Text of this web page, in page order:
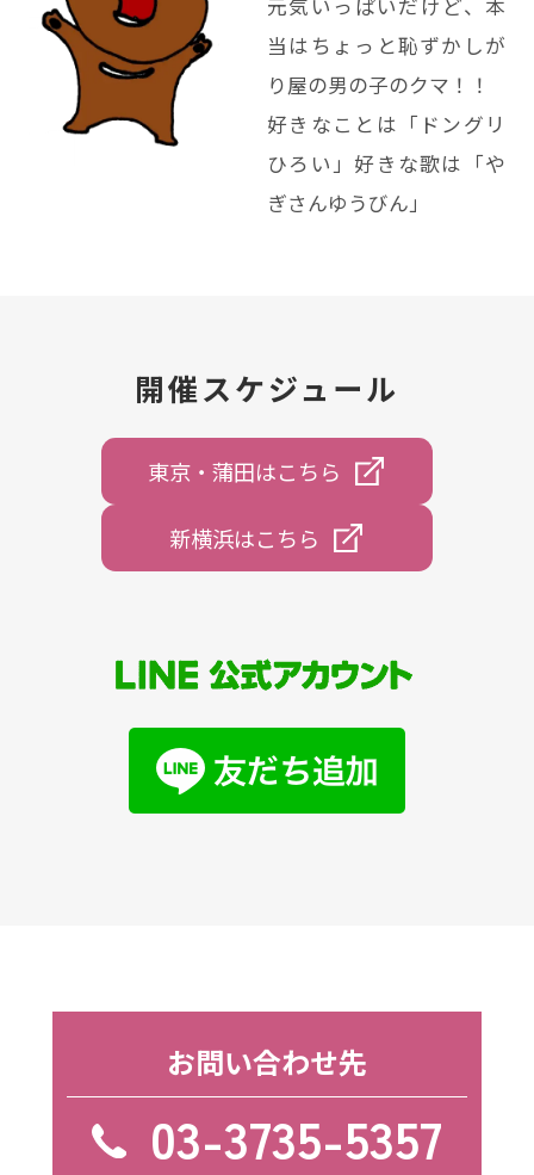
元気いっぱいだけど、本
当はちょっと恥ずかしが
り屋の男の子のクマ！！
好きなことは「ドングリ
ひろい」好きな歌は「や
ぎさんゆうびん」
開催スケジュール
東京・蒲⽥はこちら
新横浜はこちら
お問い合わせ先
03-3735-5357